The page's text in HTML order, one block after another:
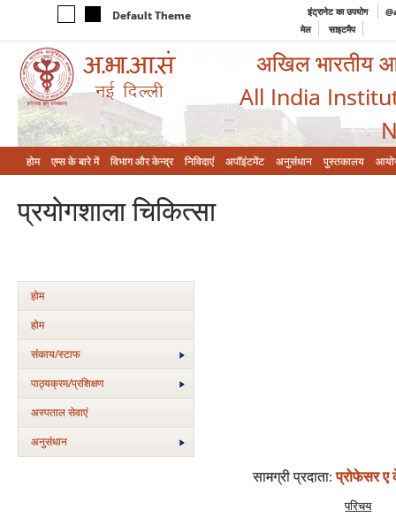
Default Theme इंट्रानेट का उपयोग
मेल
साइटमैप
अखिल भारतीय
All India
होम एम्‍स के बारे में विभाग और केन्‍द्र निविदाएं अपॉइंटमेंट अनुसंधान पुस्तकालय
प्रयोगशाला चिकित्‍सा
होम
होम
संकाय/स्‍टाफ
पाठ्यक्रम/प्रशिक्षण
अस्‍पताल सेवाएं
अनुसंधान
सामग्री प्रदाता:प्रोफेसर ए
परिचय